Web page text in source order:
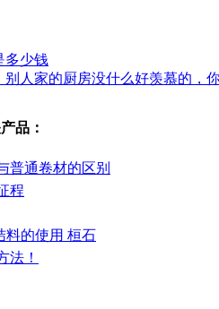
多少钱
别人家的厨房没什么好羡慕的，
品：
普通卷材的区别
程
料的使用 桓石
法！